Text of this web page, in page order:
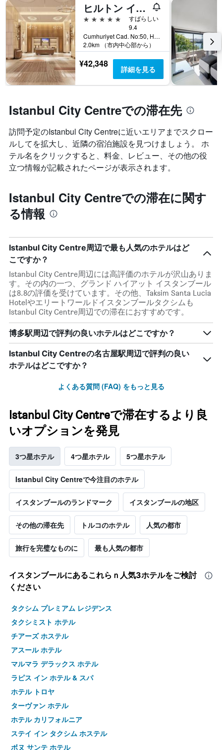
ヒルトン イスタンブル ボスポラス
5つ星
すばらしい
9.4
Cumhuriyet Cad. No:50, Harbiye, イスタンブール, トルコ
2.0km （市内中心部から）
¥42,348 詳細を見る
Istanbul City Centreでの滞在先
訪問予定のIstanbul City Centreに近いエリアまでスクロー
ルしてを拡大し、近隣の宿泊施設を見つけましょう。 ホ
テル名をクリックすると、料金、レビュー、その他の役
立つ情報が記載されたページが表示されます。
Istanbul City Centreでの滞在に関す
る情報
Istanbul City Centre周辺で最も人気のホテルはど
こですか？
Istanbul City Centre周辺には高評価のホテルが沢山ありま
す。その内の一つ、グランド ハイアット イスタンブール
は8.8の評価を受けています。その他、Taksim Santa Lucia
Hotelやエリートワールドイスタンブールタクシムも
Istanbul City Centre周辺での滞在におすすめです。
博多駅周辺で評判の良いホテルはどこですか？
Istanbul City Centreの名古屋駅周辺で評判の良い
ホテルはどこですか？
よくある質問 (FAQ) をもっと見る
Istanbul City Centreで滞在するより良
いオプションを発見
3つ星ホテル 4つ星ホテル 5つ星ホテル
Istanbul City Centreで今注目のホテル
イスタンブールのランドマーク イスタンブールの地区
その他の滞在先 トルコのホテル 人気の都市
旅行を完璧なものに 最も人気の都市
イスタンブール​にあるこれらｎ人気3ホテルをご検討
ください
タクシム プレミアム レジデンス
タクシミスト ホテル
チアーズ ホステル
アスール ホテル
マルマラ デラックス ホテル
ラピス イン ホテル & スパ
ホテル トロヤ
ターヴァン ホテル
ホテル カリフォルニア
ステイ イン タクシム ホステル
ボヌ サンテ ホテル